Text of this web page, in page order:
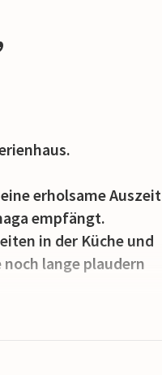
erholsame Auszeit
empfängt.
in der Küche und
lange plaudern
unter
Entspannen.